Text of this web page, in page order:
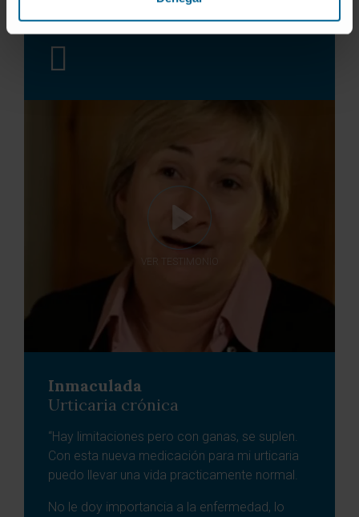
más importante en la vida es sentirse bien.
Inmaculada
Urticaria crónica
“Hay limitaciones pero con ganas, se suplen.
Con esta nueva medicación para mi urticaria
puedo llevar una vida practicamente normal.
No le doy importancia a la enfermedad, lo
VER TESTIMONIO